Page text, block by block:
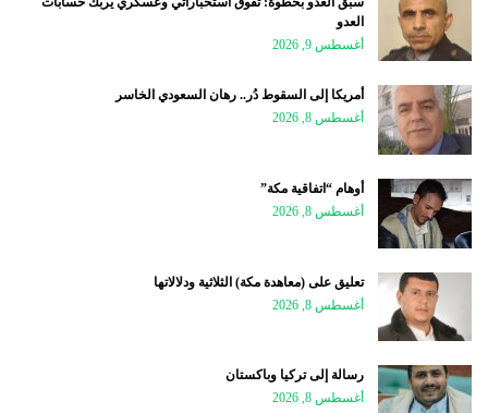
العدو
أغسطس 9, 2026
أمريكا إلى السقوط دُر.. رهان السعودي الخاسر
أغسطس 8, 2026
أوهام “اتفاقية مكة”
أغسطس 8, 2026
تعليق على (معاهدة مكة) الثلاثية ودلالاتها
أغسطس 8, 2026
رسالة إلى تركيا وباكستان
أغسطس 8, 2026